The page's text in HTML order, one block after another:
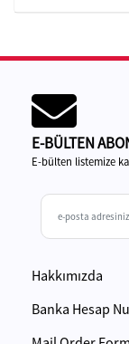
E-BÜLTEN
E-bülten listemize
Hakkımızda
Banka Hesap